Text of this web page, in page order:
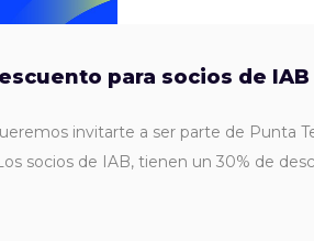
para socios de
invitarte a ser parte de Punta
socios de IAB, tienen un 30% de